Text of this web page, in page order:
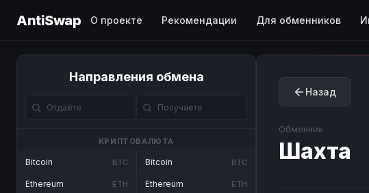
AntiSwap О проекте Рекомендации Для обменников
Направления обмена
КРИПТОВАЛЮТА
Bitcoin BTC
Ethereum ETH
Bitcoin BTC
Ethereum ETH
Назад
Обменник
Шахта